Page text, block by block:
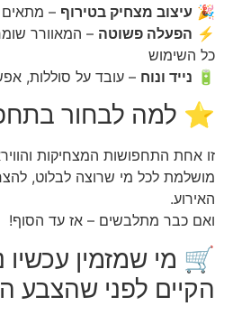
🎉 עיצוב מצחיק בטירוף – מתאים
⚡ הפעלה פשוטה – המאוורר
כל השימוש
🔋 נייד ונוח – עובד על סוללות,
⭐ למה לבחור
זו אחת התחפושות המצחיקות
מושלמת לכל מי שרוצה לבלוט,
האירוע.
ואם כבר מתלבשים – אז עד הסוף!
🛒 מי שמזמין
הקיים לפני שהצבע